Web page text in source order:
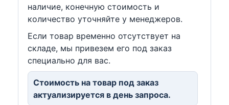
наличие, конечную стоимость и
количество уточняйте у менеджеров.
Если товар временно отсутствует на
складе, мы привезем его под заказ
специально для вас.
Стоимость на товар под заказ
актуализируется в день запроса.